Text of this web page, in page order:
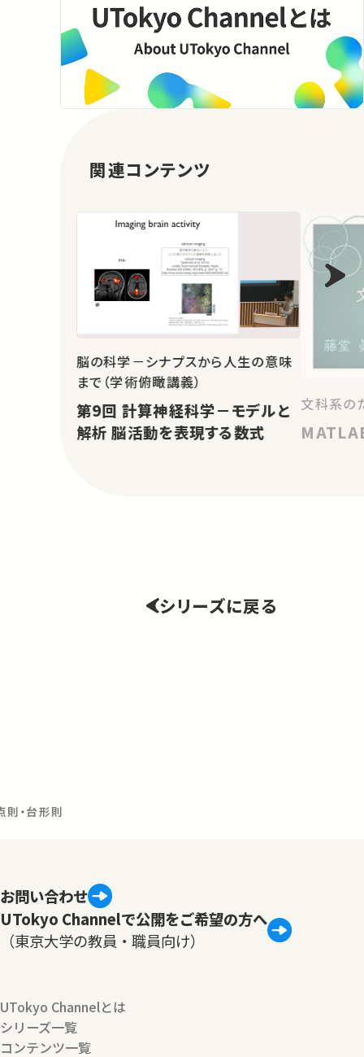
関連コンテンツ
脳の科学－シナプスから人生の意味
まで（学術俯瞰講義）
第9回 計算神経科学－モデルと
解析 脳活動を表現する数式
文科系の
シリーズに戻る
・台形則
お問い合わせ
UTokyo Channelで公開をご希望の方へ
（東京大学の教員・職員向け）
UTokyo Channelとは
シリーズ一覧
コンテンツ一覧